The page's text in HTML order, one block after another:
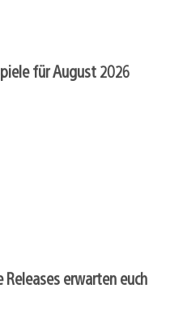
für August 2026
erwarten euch